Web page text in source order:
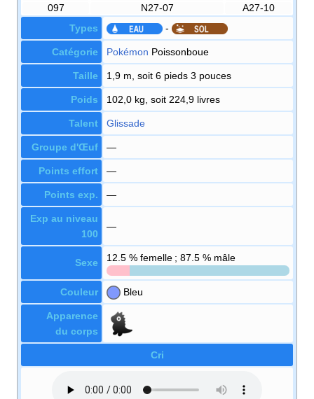
097 N27-07
A27-10
Types
-
Catégorie Pokémon Poissonboue
Taille 1,9 m, soit 6 pieds 3 pouces
Poids 102,0 kg, soit 224,9 livres
Talent Glissade
Groupe d'Œuf —
Points effort —
Points exp. —
Exp au niveau
100
—
Sexe 12.5 % femelle ; 87.5 % mâle
Couleur Bleu
Apparence
du corps
Cri